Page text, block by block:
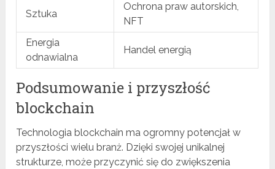
Sztuka
Ochrona praw autorskich,
NFT
Energia
odnawialna
Handel energią
Podsumowanie i przyszłość
blockchain
Technologia blockchain ma ogromny potencjał w
przyszłości wielu branż. Dzięki swojej unikalnej
strukturze, może przyczynić się do zwiększenia